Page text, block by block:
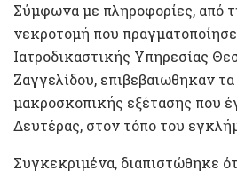
Σύμφωνα με πληροφορίες, από
νεκροτομή που
Ιατροδικαστικής Υπηρεσίας
Ζαγγελίδου, επιβεβαιωθηκαν
μακροσκοπικής εξέτασης που
Δευτέρας, στον τόπο του
Συγκεκριμένα, διαπιστώθηκε